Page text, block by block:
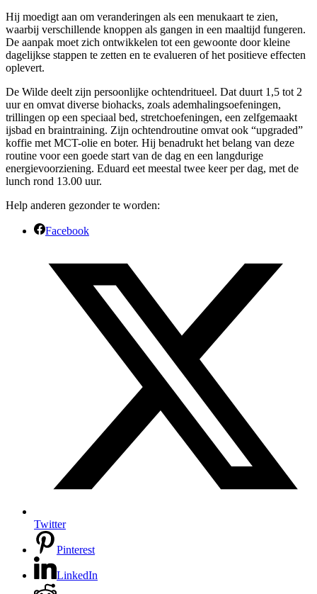
Hij moedigt aan om veranderingen als een menukaart te zien,
waarbij verschillende knoppen als gangen in een maaltijd fungeren.
De aanpak moet zich ontwikkelen tot een gewoonte door kleine
dagelijkse stappen te zetten en te evalueren of het positieve effecten
oplevert.
De Wilde deelt zijn persoonlijke ochtendritueel. Dat duurt 1,5 tot 2
uur en omvat diverse biohacks, zoals ademhalingsoefeningen,
trillingen op een speciaal bed, stretchoefeningen, een zelfgemaakt
ijsbad en braintraining. Zijn ochtendroutine omvat ook “upgraded”
koffie met MCT-olie en boter. Hij benadrukt het belang van deze
routine voor een goede start van de dag en een langdurige
energievoorziening. Eduard eet meestal twee keer per dag, met de
lunch rond 13.00 uur.
Help anderen gezonder te worden:
Facebook
Twitter
Pinterest
LinkedIn